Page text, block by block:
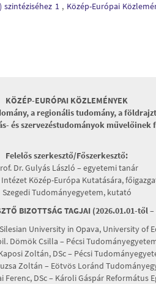
szintéziséhez 1 , Közép-Európai
KÖZÉP-EURÓPAI KÖZLEMÉNYEK
a regionális tudomány, a
és szervezéstudományok
Felelős szerkesztő/Főszerkesztő:
Dr. Gulyás László – egyetemi tanár
Közép-Európa Kutatására,
Szegedi Tudományegyetem, kutató
BIZOTTSÁG TAGJAI (2026.01.01-től
University in Opava, University of
Dömök Csilla – Pécsi
Zoltán, DSc – Pécsi
Zoltán – Eötvös Loránd
Ferenc, DSc – Károli Gáspár Református